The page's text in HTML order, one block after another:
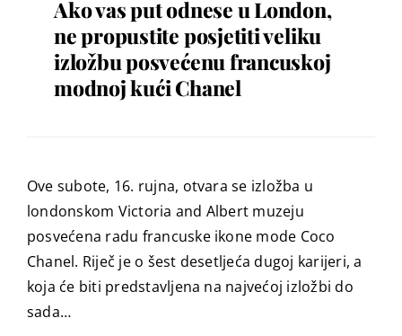
Ako vas put odnese u London,
ne propustite posjetiti veliku
izložbu posvećenu francuskoj
modnoj kući Chanel
Ove subote, 16. rujna, otvara se izložba u
londonskom Victoria and Albert muzeju
posvećena radu francuske ikone mode Coco
Chanel. Riječ je o šest desetljeća dugoj karijeri, a
koja će biti predstavljena na najvećoj izložbi do
sada…